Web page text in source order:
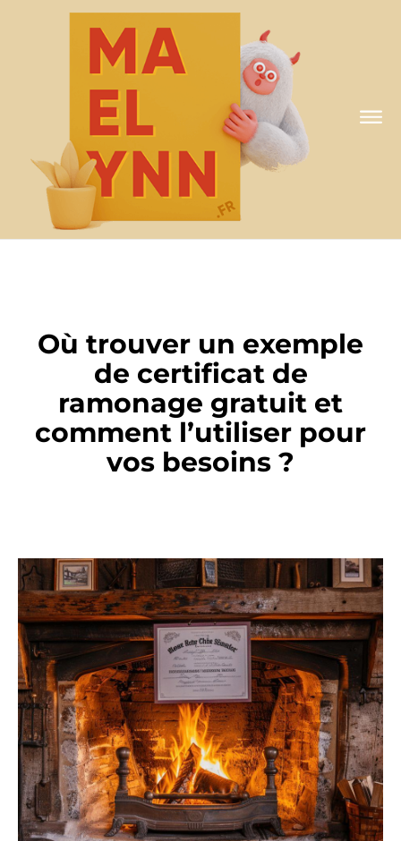
Où trouver un exemple
de certificat de
ramonage gratuit et
comment l’utiliser pour
vos besoins ?